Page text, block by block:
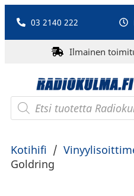
03 2140 222
Ilmainen
Kotihifi /
Goldring